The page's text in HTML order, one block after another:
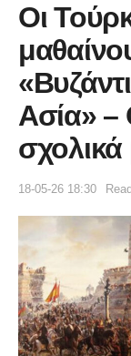
Οι
Ασία» –
σχολικά
18-05-26 18:30